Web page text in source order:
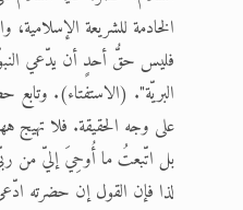
الخادمة للشريعة
فليس حقُّ أحدٍ أن يدّعي النبوّة
البريّة". (الاستفتاء). وتابع
على وجه الحقيقة. فلا تهيج
بل اتّبعتُ ما أُوحِيَ إليّ من
لذا فإن القول إن حضرته